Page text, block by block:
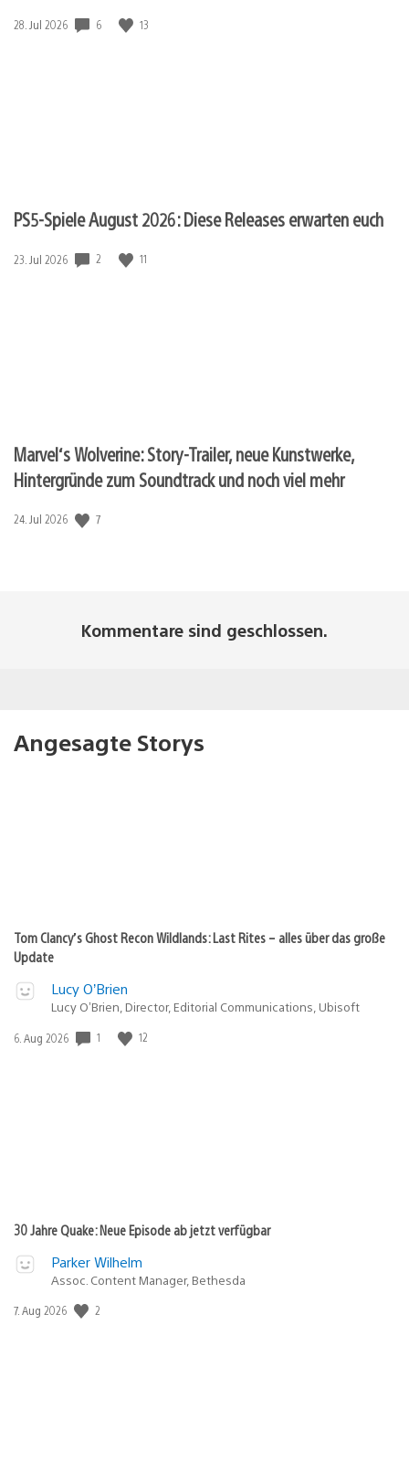
Veröffentlichungsdatum:
28. Jul 2026 6 13
PS5-Spiele August 2026: Diese Releases erwarten euch
Veröffentlichungsdatum:
23. Jul 2026 2 11
Marvel‘s Wolverine: Story-Trailer, neue Kunstwerke,
Hintergründe zum Soundtrack und noch viel mehr
Veröffentlichungsdatum:
24. Jul 2026 7
Kommentare sind geschlossen.
Angesagte Storys
Tom Clancy’s Ghost Recon Wildlands: Last Rites – alles über das große
Update
Lucy O’Brien
Lucy O’Brien, Director, Editorial Communications, Ubisoft
Veröffentlichungsdatum:
6. Aug 2026 1 12
30 Jahre Quake: Neue Episode ab jetzt verfügbar
Parker Wilhelm
Assoc. Content Manager, Bethesda
Veröffentlichungsdatum:
7. Aug 2026 2